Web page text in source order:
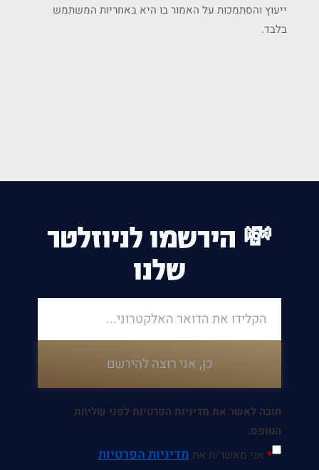
ייעוץ והסתמכות על האמור בו היא באחריות המשתמש
בלבד.
💸 הירשמו לניוזלטר
שלנו
כן, אני רוצה להירשם
חובה לאשר את מדיניות הפרטיות לפני שליחת
הטופס:
* אני מאשר/ת את מדיניות הפרטיות.